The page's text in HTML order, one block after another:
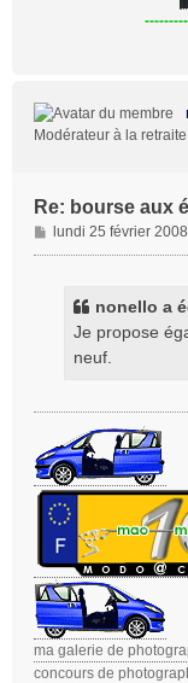
Modérateur à la retraite
Re: bourse aux
M
e
lundi 25 février
nonello a
Je propose
neuf.
ma galerie de
concours de